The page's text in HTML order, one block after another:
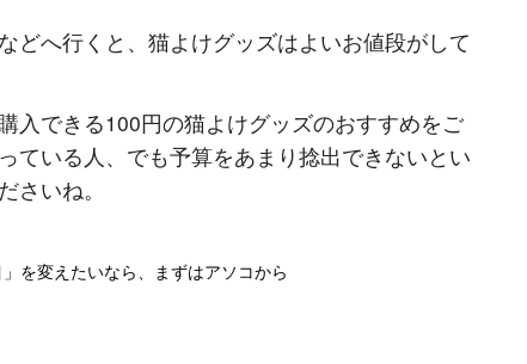
どへ行くと、猫よけグッズはよいお値段がして
入できる100円の猫よけグッズのおすすめをご
ている人、でも予算をあまり捻出できないとい
さいね。
を変えたいなら、まずはアソコから